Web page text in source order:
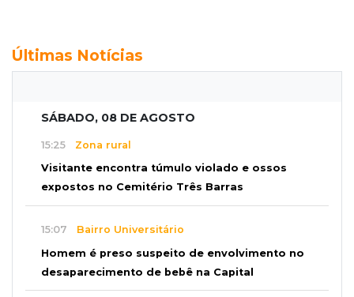
Últimas Notícias
SÁBADO, 08 DE AGOSTO
15:25 Zona rural
Visitante encontra túmulo violado e ossos
expostos no Cemitério Três Barras
15:07 Bairro Universitário
Homem é preso suspeito de envolvimento no
desaparecimento de bebê na Capital